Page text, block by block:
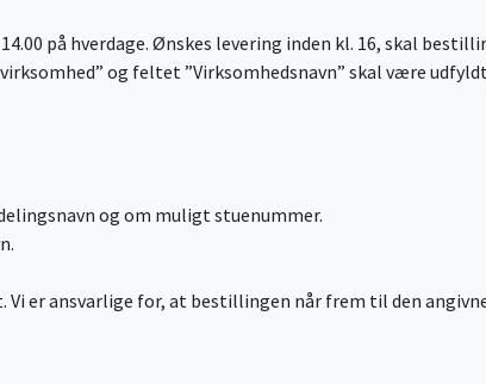
på hverdage. Ønskes levering inden kl. 16, skal
og feltet ”Virksomhedsnavn” skal være
og om muligt stuenummer.
er ansvarlige for, at bestillingen når frem til den